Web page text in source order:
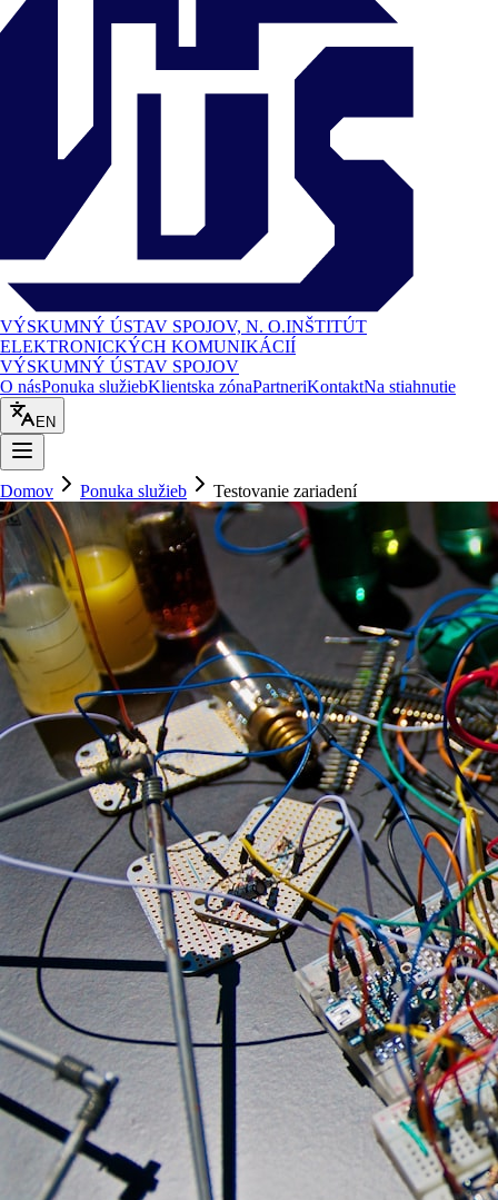
VÝSKUMNÝ ÚSTAV SPOJOV, N. O.INŠTITÚT
ELEKTRONICKÝCH KOMUNIKÁCIÍ
VÝSKUMNÝ ÚSTAV SPOJOV
O násPonuka služiebKlientska zónaPartneriKontaktNa stiahnutie
EN
Domov Ponuka služieb Testovanie zariadení